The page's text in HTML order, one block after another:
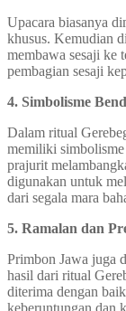
Upacara biasanya
khusus. Kemudian
membawa sesaji ke
pembagian sesaji
4. Simbolisme
Dalam ritual
memiliki
prajurit
digunakan untuk
dari segala mara
5. Ramalan dan
Primbon Jawa juga
hasil dari ritual
diterima dengan
keberuntungan dan